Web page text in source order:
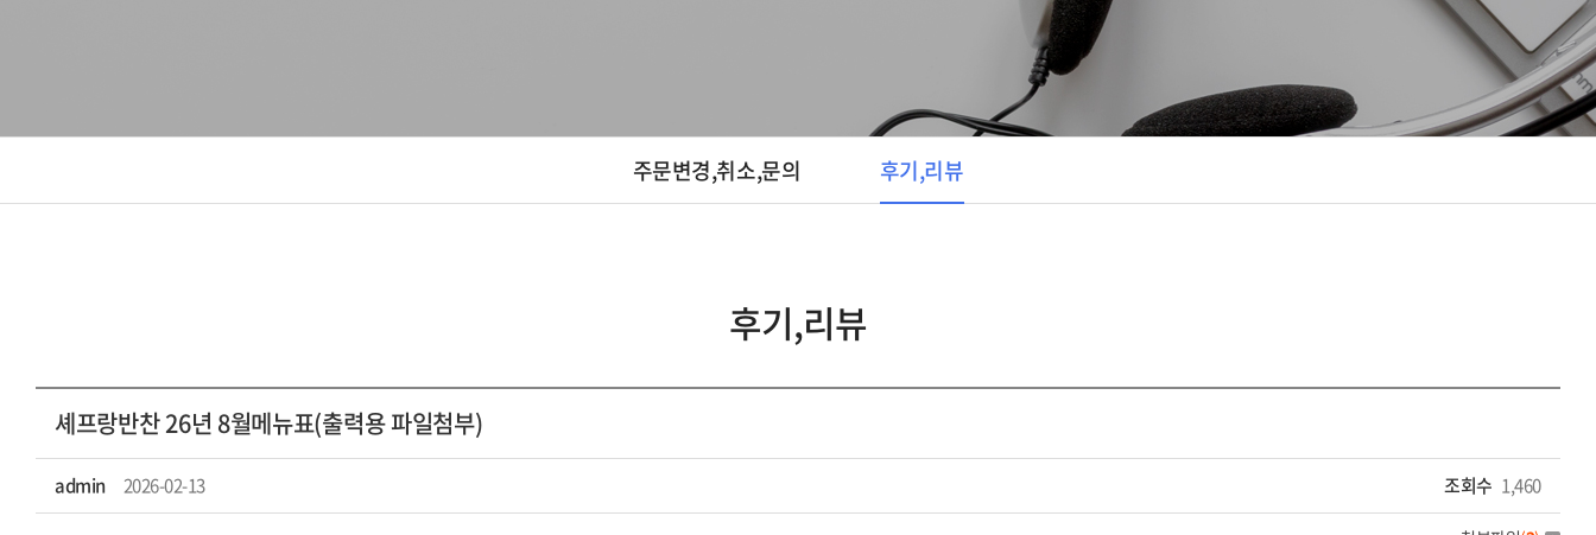
주문변경,취소,문의 후기,리뷰
후기,리뷰
셰프랑반찬 26년 8월메뉴표(출력용 파일첨부)
admin 2026-02-13 조회수 1,460